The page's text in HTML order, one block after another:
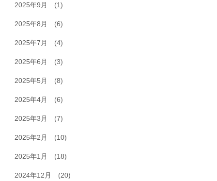
2025年9月 (1)
2025年8月 (6)
2025年7月 (4)
2025年6月 (3)
2025年5月 (8)
2025年4月 (6)
2025年3月 (7)
2025年2月 (10)
2025年1月 (18)
2024年12月 (20)